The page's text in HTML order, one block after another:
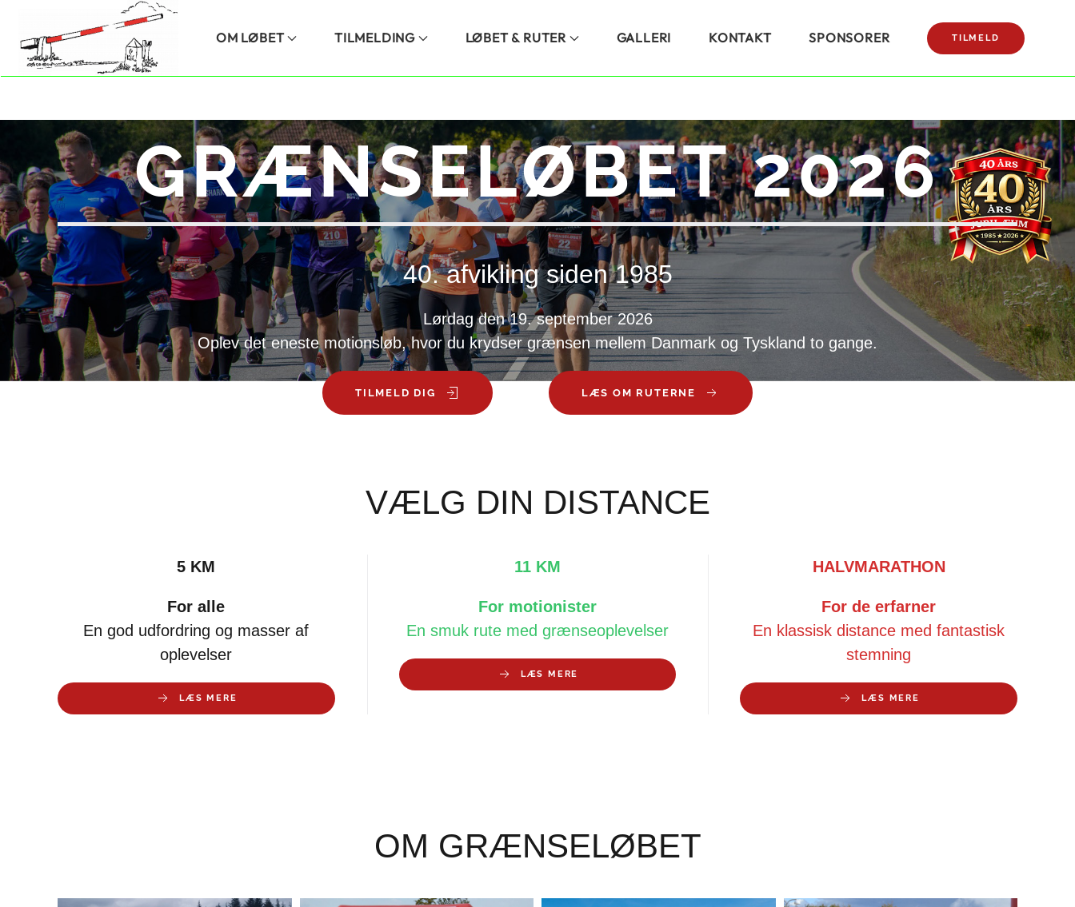
Skip to main content OM LØBET TILMELDING LØBET & RUTER GALLERI KONTAKT SPONSORER TILMELD
GRÆNSELØBET 2026
40. afvikling siden 1985
Lørdag den 19. september 2026
Oplev det eneste motionsløb, hvor du krydser grænsen mellem Danmark og Tyskland to gange.
TILMELD DIG LÆS OM RUTERNE
VÆLG DIN DISTANCE
5 KM
For alle
En god udfordring og masser af
oplevelser
LÆS MERE
11 KM
For motionister
En smuk rute med grænseoplevelser
LÆS MERE
HALVMARATHON
For de erfarner
En klassisk distance med fantastisk
stemning
LÆS MERE
OM GRÆNSELØBET